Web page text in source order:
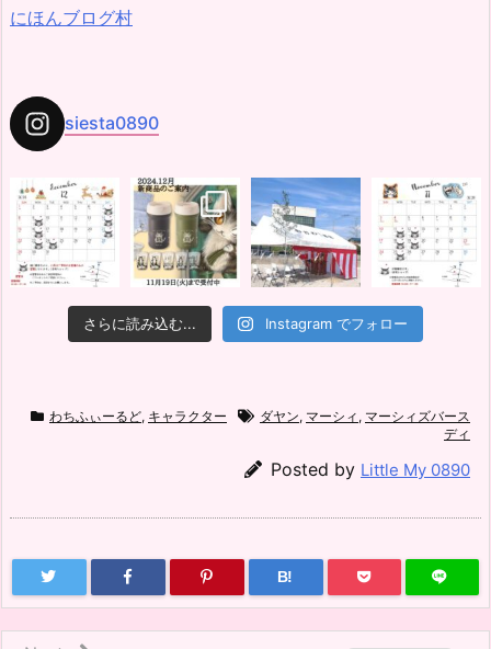
にほんブログ村
siesta0890
さらに読み込む... Instagram でフォロー
わちふぃーるど, キャラクター ダヤン, マーシィ , マーシィズバース
ディ
Posted by Little My 0890
B!